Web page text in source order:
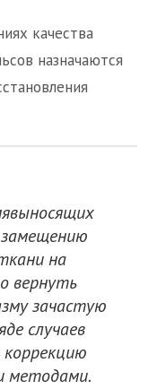
качества
назначаются
на
вернуть
зачастую
случаев
методами.